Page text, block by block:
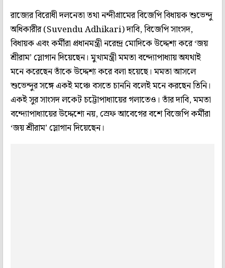
রাজ্যের বিরোধী দলনেতা তথা নন্দীগ্রামের বিজেপি বিধায়ক শুভেন্দু
অধিকারীর (Suvendu Adhikari) দাবি, বিজেপি সাংসদ,
বিধায়ক এবং কর্মীরা প্রধানমন্ত্রী নরেন্দ্র মোদিকে উদ্দেশ্য করে ‘জয়
শ্রীরাম’ স্লোগান দিয়েছেন। মুখ্যমন্ত্রী মমতা বন্দ্যোপাধ্যায় অযথাই
মনে করেছেন তাঁকে উদ্দেশ্য করে বলা হয়েছে। মমতা আসলে
শুভেন্দুর সঙ্গে একই মঞ্চে বসতে চাননি বলেই মনে করছেন তিনি।
একই সুর সাংসদ লকেট চট্টোপাধ্যায়ের গলাতেও। তাঁর দাবি, মমতা
বন্দ্যোপাধ্যায়ের উদ্দেশ্যে নয়, স্রেফ আবেগের বশে বিজেপি কর্মীরা
‘জয় শ্রীরাম’ স্লোগান দিয়েছেন।